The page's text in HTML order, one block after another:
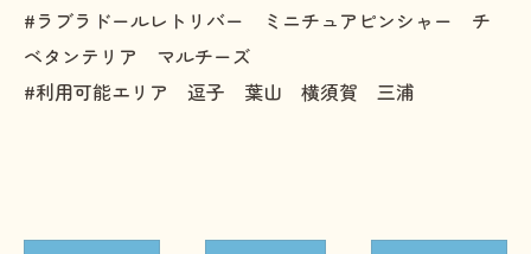
#ラブラドールレトリバー ミニチュアピンシャー チ
ベタンテリア マルチーズ
#利用可能エリア 逗子 葉山 横須賀 三浦